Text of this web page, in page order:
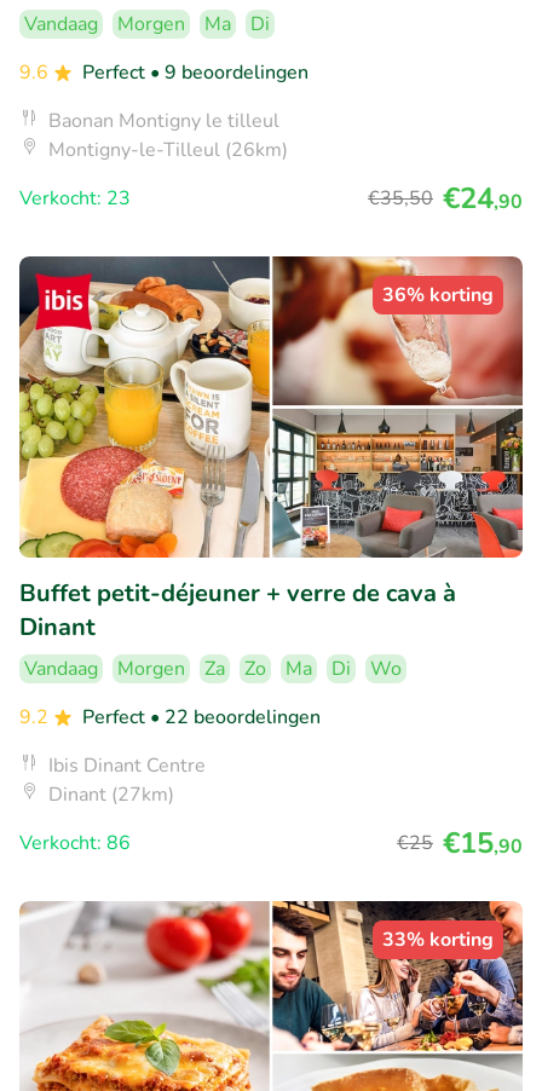
Vandaag Morgen Ma
Di
9.6
Perfect • 9 beoordelingen
Baonan Montigny le tilleul
Montigny-le-Tilleul (26km)
Verkocht: 23
€35,50 €24,90
36% korting
Buffet petit-déjeuner + verre de cava à
Dinant
Vandaag Morgen Za Zo Ma Di
Wo
9.2
Perfect • 22 beoordelingen
Ibis Dinant Centre
Dinant (27km)
Verkocht: 86
€25 €15,90
33% korting